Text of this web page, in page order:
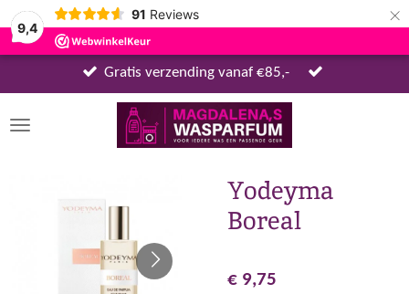
9,4
91 Reviews ×
Gratis verzending vanaf €85,-
Yodeyma
Boreal
€ 9,75